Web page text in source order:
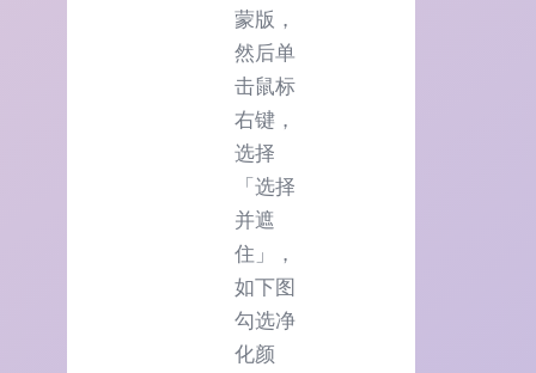
蒙版，
然后单
击鼠标
右键，
选择
「选择
并遮
住」，
如下图
勾选净
化颜